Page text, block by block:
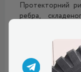
Протекторний
ребра,
повернених
потужний
рахунок
велика
забезпечують